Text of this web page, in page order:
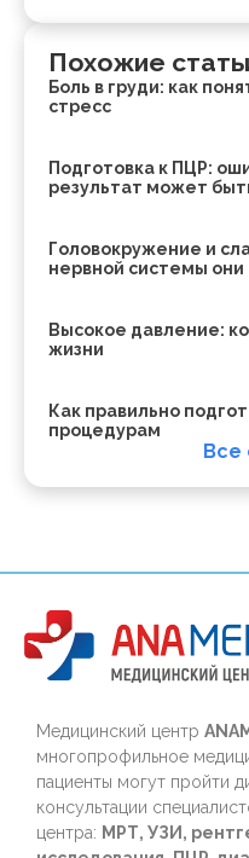
Похожие
Боль в груди: как
стресс
Подготовка к ПЦР:
результат может
Головокружение и
нервной системы они
Высокое давление:
жизни
Как правильно
процедурам
Все
Медицинский центр
многопрофильное
пациенты могут пройти
консультации
центра: МРТ, УЗИ,